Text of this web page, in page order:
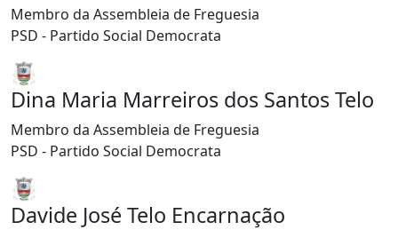
Membro da Assembleia de Freguesia
PSD - Partido Social Democrata
Dina Maria Marreiros dos Santos Telo
Membro da Assembleia de Freguesia
PSD - Partido Social Democrata
Davide José Telo Encarnação